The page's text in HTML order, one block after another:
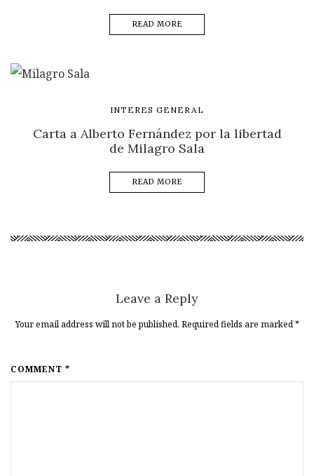
READ MORE
INTERES GENERAL
Carta a Alberto Fernández por la libertad
de Milagro Sala
READ MORE
Leave a Reply
Your email address will not be published. Required fields are marked*
COMMENT *